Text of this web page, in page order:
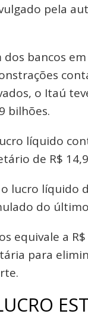
pela
bancos
o Itaú
bilhões.
líquido
de R$
lucro líquido
do
equivale a R$
para